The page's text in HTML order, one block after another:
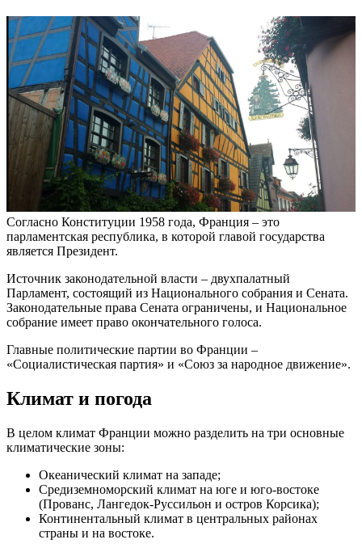
Согласно Конституции 1958 года, Франция – это
парламентская республика, в которой главой государства
является Президент.
Источник законодательной власти – двухпалатный
Парламент, состоящий из Национального собрания и Сената.
Законодательные права Сената ограничены, и Национальное
собрание имеет право окончательного голоса.
Главные политические партии во Франции –
«Социалистическая партия» и «Союз за народное движение».
Климат и погода
В целом климат Франции можно разделить на три основные
климатические зоны:
Океанический климат на западе;
Средиземноморский климат на юге и юго-востоке
(Прованс, Лангедок-Руссильон и остров Корсика);
Континентальный климат в центральных районах
страны и на востоке.